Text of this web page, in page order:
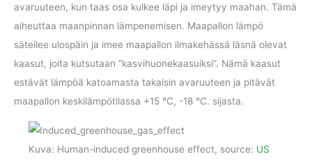
avaruuteen, kun taas osa kulkee läpi ja imeytyy maahan. Tämä
aiheuttaa maanpinnan lämpenemisen. Maapallon lämpö
säteilee ulospäin ja imee maapallon ilmakehässä läsnä olevat
kaasut, joita kutsutaan ”kasvihuonekaasuiksi”. Nämä kaasut
estävät lämpöä katoamasta takaisin avaruuteen ja pitävät
maapallon keskilämpötilassa +15 °C, -18 °C. sijasta.
Kuva: Human-induced greenhouse effect, source: US